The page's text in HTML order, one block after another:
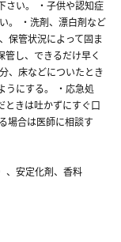
さい。 ・子供や認知症
。 ・洗剤、漂白剤など
保管状況によって固ま
管し、できるだけ早く
、床などについたとき
うにする。 ・応急処
ときは吐かずにすぐ口
場合は医師に相談す
、安定化剤、香料